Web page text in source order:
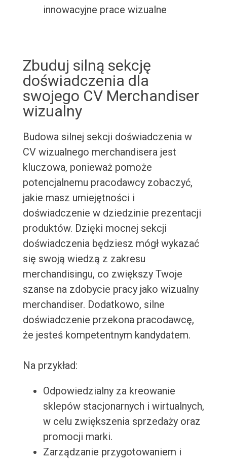
innowacyjne prace wizualne
Zbuduj silną sekcję
doświadczenia dla
swojego CV Merchandiser
wizualny
Budowa silnej sekcji doświadczenia w
CV wizualnego merchandisera jest
kluczowa, ponieważ pomoże
potencjalnemu pracodawcy zobaczyć,
jakie masz umiejętności i
doświadczenie w dziedzinie prezentacji
produktów. Dzięki mocnej sekcji
doświadczenia będziesz mógł wykazać
się swoją wiedzą z zakresu
merchandisingu, co zwiększy Twoje
szanse na zdobycie pracy jako wizualny
merchandiser. Dodatkowo, silne
doświadczenie przekona pracodawcę,
że jesteś kompetentnym kandydatem.
Na przykład:
Odpowiedzialny za kreowanie
sklepów stacjonarnych i wirtualnych,
w celu zwiększenia sprzedaży oraz
promocji marki.
Zarządzanie przygotowaniem i